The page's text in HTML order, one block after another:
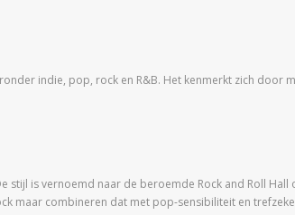
indie, pop, rock en R&B. Het kenmerkt zich door
is vernoemd naar de beroemde Rock and Roll Hall
maar combineren dat met pop-sensibiliteit en